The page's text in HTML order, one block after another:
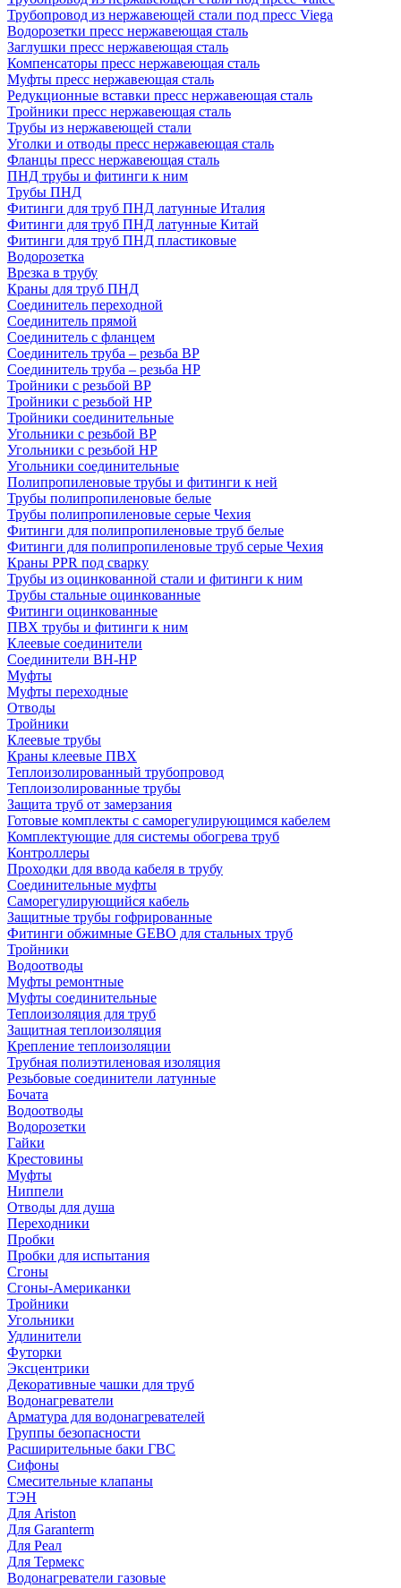
Трубопровод из нержавеющей стали под пресс Viega
Водорозетки пресс нержавеющая сталь
Заглушки пресс нержавеющая сталь
Компенсаторы пресс нержавеющая сталь
Муфты пресс нержавеющая сталь
Редукционные вставки пресс нержавеющая сталь
Тройники пресс нержавеющая сталь
Трубы из нержавеющей стали
Уголки и отводы пресс нержавеющая сталь
Фланцы пресс нержавеющая сталь
ПНД трубы и фитинги к ним
Трубы ПНД
Фитинги для труб ПНД латунные Италия
Фитинги для труб ПНД латунные Китай
Фитинги для труб ПНД пластиковые
Водорозетка
Врезка в трубу
Краны для труб ПНД
Соединитель переходной
Соединитель прямой
Соединитель с фланцем
Соединитель труба – резьба ВР
Соединитель труба – резьба НР
Тройники с резьбой ВР
Тройники с резьбой НР
Тройники соединительные
Угольники с резьбой ВР
Угольники с резьбой НР
Угольники соединительные
Полипропиленовые трубы и фитинги к ней
Трубы полипропиленовые белые
Трубы полипропиленовые серые Чехия
Фитинги для полипропиленовые труб белые
Фитинги для полипропиленовые труб серые Чехия
Краны PPR под сварку
Трубы из оцинкованной стали и фитинги к ним
Трубы стальные оцинкованные
Фитинги оцинкованные
ПВХ трубы и фитинги к ним
Клеевые соединители
Соединители ВН-НР
Муфты
Муфты переходные
Отводы
Тройники
Клеевые трубы
Краны клеевые ПВХ
Теплоизолированный трубопровод
Теплоизолированные трубы
Защита труб от замерзания
Готовые комплекты с саморегулирующимся кабелем
Комплектующие для системы обогрева труб
Контроллеры
Проходки для ввода кабеля в трубу
Соединительные муфты
Саморегулирующийся кабель
Защитные трубы гофрированные
Фитинги обжимные GEBO для стальных труб
Тройники
Водоотводы
Муфты ремонтные
Муфты соединительные
Теплоизоляция для труб
Защитная теплоизоляция
Крепление теплоизоляции
Трубная полиэтиленовая изоляция
Резьбовые соединители латунные
Бочата
Водоотводы
Водорозетки
Гайки
Крестовины
Муфты
Ниппели
Отводы для душа
Переходники
Пробки
Пробки для испытания
Сгоны
Сгоны-Американки
Тройники
Угольники
Удлинители
Футорки
Эксцентрики
Декоративные чашки для труб
Водонагреватели
Арматура для водонагревателей
Группы безопасности
Расширительные баки ГВС
Сифоны
Смесительные клапаны
ТЭН
Для Ariston
Для Garanterm
Для Реал
Для Термекс
Водонагреватели газовые